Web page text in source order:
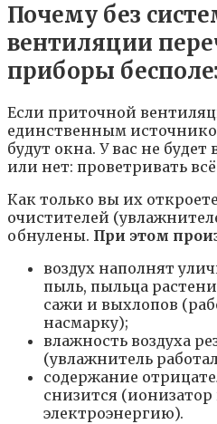
Почему без
вентиляции
приборы
Если приточной
единственным
будут окна. У вас не
или нет: проветривать
Как только вы их
очистителей
обнулены. При этом
воздух наполнят
пыль, пыльца
сажи и выхлопов
насмарку);
влажность воздуха
(увлажнитель
содержание
снизится
электроэнергию).